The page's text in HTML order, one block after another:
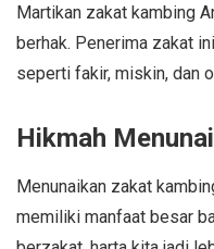
Martikan zakat kambing
berhak. Penerima zakat
seperti fakir, miskin, dan
Hikmah
Menunaikan zakat
memiliki manfaat besar